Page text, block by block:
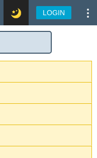
LOGIN